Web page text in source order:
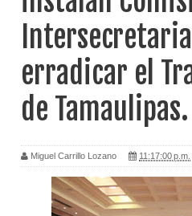
erradicar el
de Tamaulipas.
Miguel Carrillo Lozano 11:17:00 p.m.